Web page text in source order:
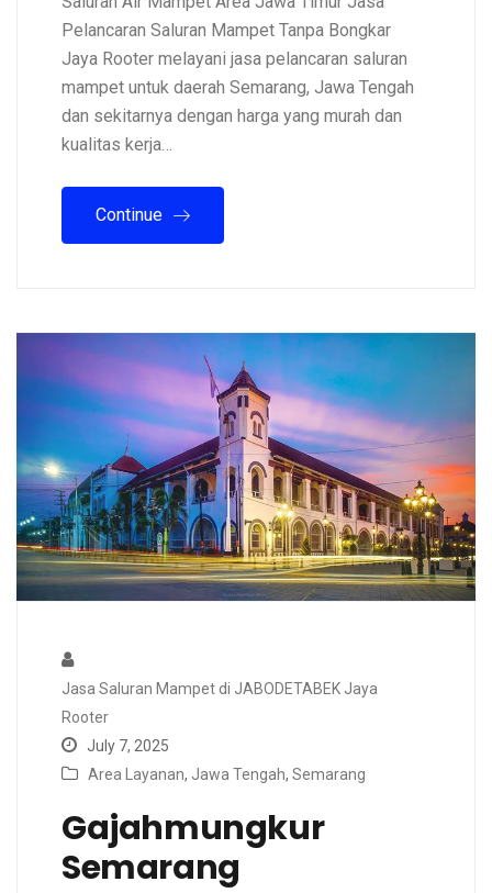
Pelancaran Saluran Mampet Tanpa Bongkar
Jaya Rooter melayani jasa pelancaran saluran
mampet untuk daerah Semarang, Jawa Tengah
dan sekitarnya dengan harga yang murah dan
kualitas kerja…
Continue
Jasa Saluran Mampet di JABODETABEK Jaya
Rooter
July 7, 2025
Area Layanan, Jawa Tengah, Semarang
Gajahmungkur
Semarang